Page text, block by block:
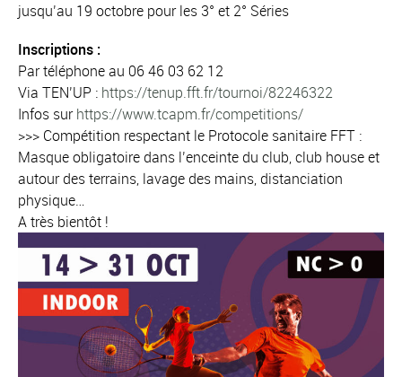
jusqu’au 19 octobre pour les 3° et 2° Séries
Inscriptions :
Par téléphone au 06 46 03 62 12
Via TEN’UP : https://tenup.fft.fr/tournoi/82246322
Infos surhttps://www.tcapm.fr/competitions/
>>> Compétition respectant le Protocole sanitaire FFT :
Masque obligatoire dans l’enceinte du club, club house et
autour des terrains, lavage des mains, distanciation
physique…
A très bientôt !